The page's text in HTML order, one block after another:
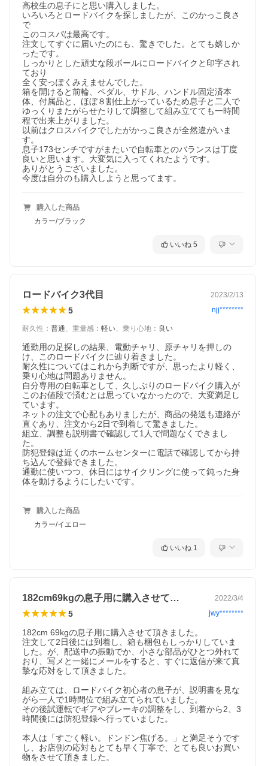
高校生の息子にと思い購入しました。
いろいろとロードバイクを探しましたが、このかっこ良さ
で
このコスパは最高です。
注文してすぐに届いたのにも、驚きでした。とても嬉しか
ったです。
しっかりとした頑丈な段ボールにロードバイクと印字され
ており
全く安っぽくみえませんでした。
箱を開けると前輪、ペダル、サドル、ハンドル固定済本
体、付属品と、ほぼ８割仕上がっているため息子と二人で
ゆっくりまたがらせたりして調整して組み立てても一時間
程で出来上がりました。
以前はクロスバイクでしたがかっこ良さが全然違がいま
す。
息子173センチですがまたいで自転車とのバランスは丁度
良いと思います。大変気に入ってくれたようです。
ありがとうございました。
購入した商品
カラー/ブラック
いいね 5
ロードバイク3代目 2023/2/13
5 njj********
耐久性 ： 普通、 重量感 ： 軽い、 乗り心地 ： 良い
通勤用の足探しの結果、電動チャリ、原チャリを押しの
け、このロードバイクに辿り着きました。
耐久性についてはこれから判断ですが、思ったより軽く、
乗り心地は問題ありません。
自分専用の自転車として、久しぶりのロードバイク購入が
このお値段で済むとは思っていなかったので、大変満足し
ています。
ネットの注文で心配もありましたが、商品の発送も連絡が
直ぐあり、注文から2日で到着して驚きました。
組立、調整も説明書で確認して1人で問題なくできまし
た。
防犯登録は近くのホームセンターに電話で確認してから持
ち込んで登録できました。
通勤に使いつつ、休日にはサイクリングに使って鈍った身
体を動けるようにしたいです。
購入した商品
カラー/イエロー
いいね 1
182cm69kgの息子用に購入させて… 2022/3/4
5 jwy********
182cm 69kgの息子用に購入させて頂きました。
注文して2日後には到着し、箱も梱包もしっかりしていま
した。が、配送中の振動でか、小さな部品がひとつ外れて
おり、写メと一緒にメールをすると、すぐに返信が来て真
摯な応対をして頂きました。
組み立ては、ロードバイク初心者の息子が、説明書を見な
がら一人で1時間位で組み立てられていました。
その後試運転でギアやブレーキの調整をし、到着から2、3
時間後には防犯登録へ行っていました。
本人は「すごく軽い。ドンドン焦げる。」と満足そうです
し、お店側の応対もとても早く丁寧で、とても良いお買い
物をさせて頂きました。